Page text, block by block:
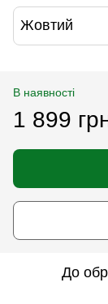
Жовтий
В наявності
1 899
До